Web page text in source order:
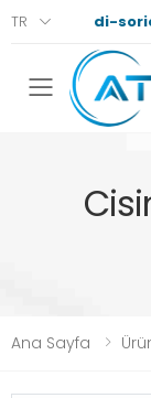
TR di-
Menü
Ana Sayfa